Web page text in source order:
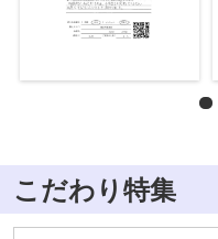
こだわり特集